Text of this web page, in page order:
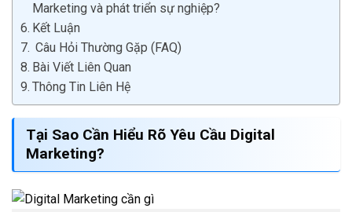
Marketing và phát triển sự nghiệp?
Kết Luận
Câu Hỏi Thường Gặp (FAQ)
Bài Viết Liên Quan
Thông Tin Liên Hệ
Tại Sao Cần Hiểu Rõ Yêu Cầu Digital
Marketing?